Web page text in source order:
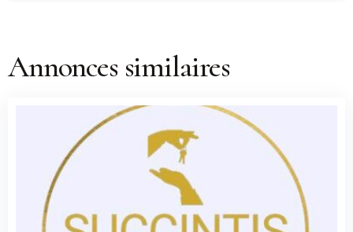
Annonces similaires